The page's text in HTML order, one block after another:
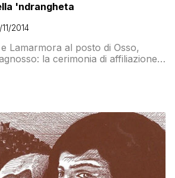
'ndrangheta
2014
Lamarmora al posto di Osso,
la cerimonia di affiliazione
svelata. Con le cariche e la
quella dei massoni